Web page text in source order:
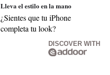
Lleva el estilo en la mano
¿Sientes que tu iPhone
completa tu look?
DISCOVER WITH